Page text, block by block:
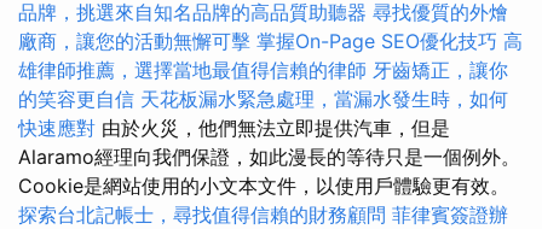
品牌，挑選來自知名品牌的高品質助聽器 尋找優質的外燴
廠商，讓您的活動無懈可擊 掌握On-Page SEO優化技巧 高
雄律師推薦，選擇當地最值得信賴的律師 牙齒矯正，讓你
的笑容更自信 天花板漏水緊急處理，當漏水發生時，如何
快速應對 由於火災，他們無法立即提供汽車，但是
Alaramo經理向我們保證，如此漫長的等待只是一個例外。
Cookie是網站使用的小文本文件，以使用戶體驗更有效。
探索台北記帳士，尋找值得信賴的財務顧問 菲律賓簽證辦